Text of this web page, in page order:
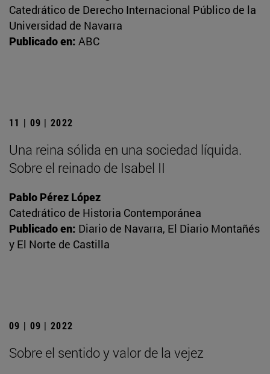
Catedrático de Derecho Internacional Público de la
Universidad de Navarra
Publicado en: ABC
11 | 09 | 2022
Una reina sólida en una sociedad líquida.
Sobre el reinado de Isabel II
Pablo Pérez López
Catedrático de Historia Contemporánea
Publicado en: Diario de Navarra, El Diario Montañés
y El Norte de Castilla
09 | 09 | 2022
Sobre el sentido y valor de la vejez